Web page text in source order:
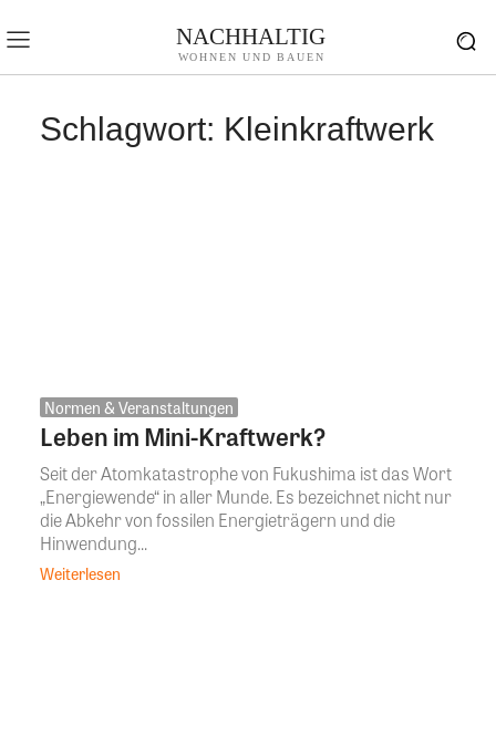
NACHHALTIG
WOHNEN UND BAUEN
Schlagwort: Kleinkraftwerk
Normen & Veranstaltungen
Leben im Mini-Kraftwerk?
Seit der Atomkatastrophe von Fukushima ist das Wort
„Energiewende“ in aller Munde. Es bezeichnet nicht nur
die Abkehr von fossilen Energieträgern und die
Hinwendung...
Weiterlesen